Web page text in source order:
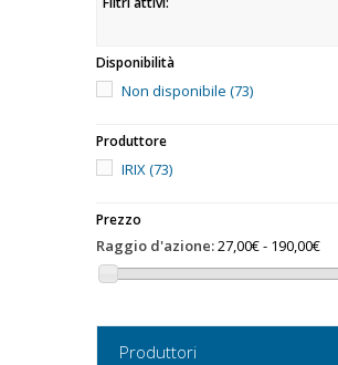
Disponibilità
Non disponibile (73)
Produttore
IRIX(73)
Prezzo
Raggio d'azione:27,00€ - 190,00€
Produttori